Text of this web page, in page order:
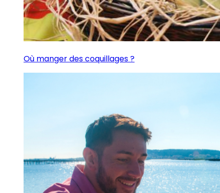
Où manger des coquillages ?